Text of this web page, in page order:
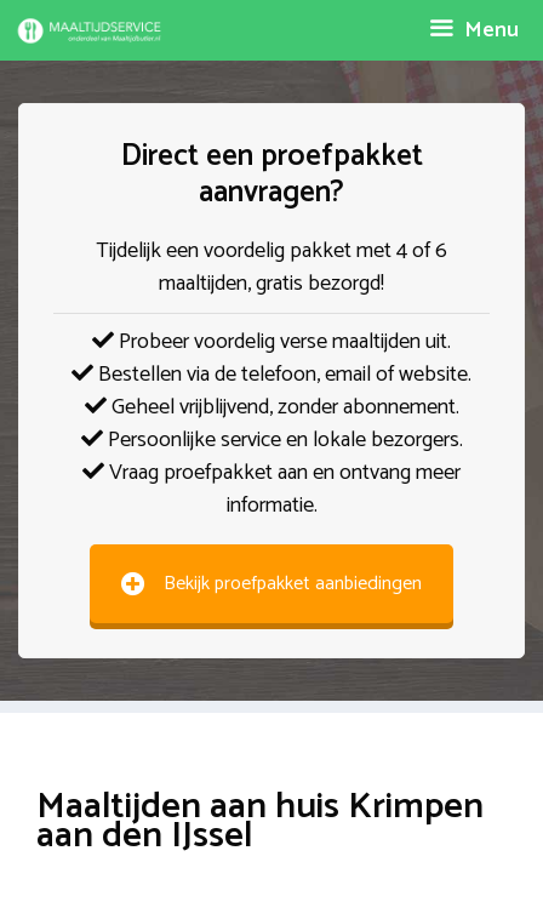
Spring
naar
Menu
Direct een proefpakket
aanvragen?
Tijdelijk een voordelig pakket met 4 of 6
maaltijden, gratis bezorgd!
Probeer voordelig verse maaltijden uit.
Bestellen via de telefoon, email of website.
Geheel vrijblijvend, zonder abonnement.
Persoonlijke service en lokale bezorgers.
Vraag proefpakket aan en ontvang meer
informatie.
Bekijk proefpakket aanbiedingen
Maaltijden aan huis Krimpen
aan den IJssel